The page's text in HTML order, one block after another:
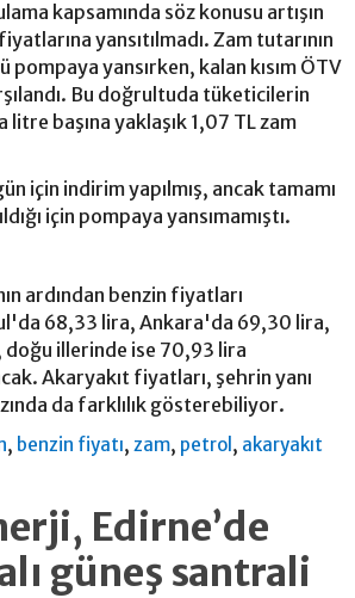
kapsamında söz konusu artışın
yansıtılmadı. Zam tutarının
yansırken, kalan kısım ÖTV
Bu doğrultuda tüketicilerin
başına yaklaşık 1,07 TL zam
için indirim yapılmış, ancak tamamı
için pompaya yansımamıştı.
ardından benzin fiyatları
68,33 lira, Ankara'da 69,30 lira,
illerinde ise 70,93 lira
Akaryakıt fiyatları, şehrin yanı
da farklılık gösterebiliyor.
, benzin fiyatı, zam, petrol , akaryakıt
Edirne’de
güneş santrali